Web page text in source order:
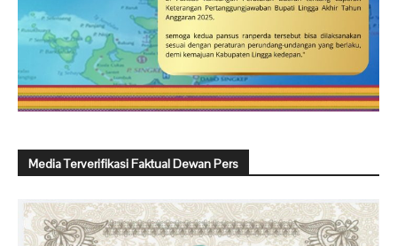
Media Terverifikasi Faktual Dewan Pers